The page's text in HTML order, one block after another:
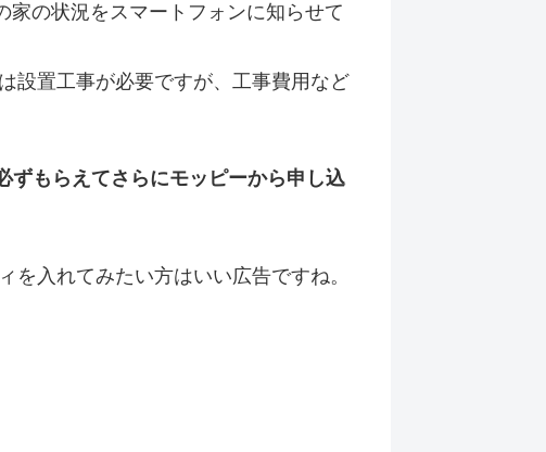
の状況をスマートフォンに知らせて
設置工事が必要ですが、工事費用など
もらえてさらにモッピーから申し込
入れてみたい方はいい広告ですね。